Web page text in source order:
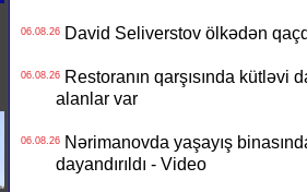
06.08.26David Seliverstov ölkədən
06.08.26Restoranın qarşısında kütləvi
alanlar var
06.08.26Nərimanovda yaşayış
dayandırıldı - Video